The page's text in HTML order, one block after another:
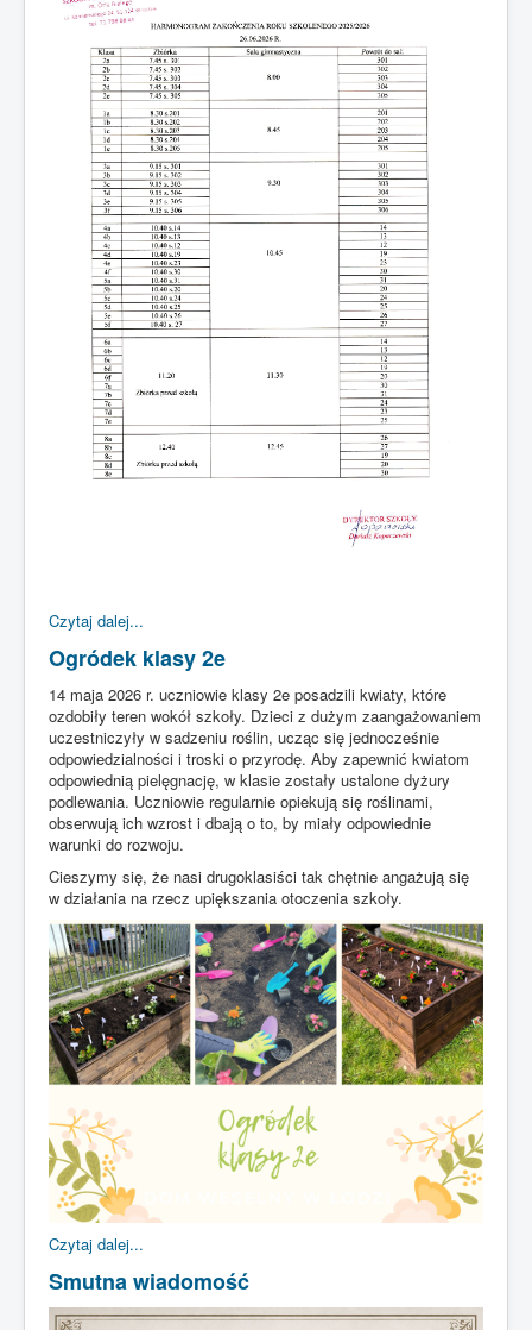
Czytaj dalej...
Ogródek klasy 2e
14 maja 2026 r. uczniowie klasy 2e posadzili kwiaty, które
ozdobiły teren wokół szkoły. Dzieci z dużym zaangażowaniem
uczestniczyły w sadzeniu roślin, ucząc się jednocześnie
odpowiedzialności i troski o przyrodę. Aby zapewnić kwiatom
odpowiednią pielęgnację, w klasie zostały ustalone dyżury
podlewania. Uczniowie regularnie opiekują się roślinami,
obserwują ich wzrost i dbają o to, by miały odpowiednie
warunki do rozwoju.
Cieszymy się, że nasi drugoklasiści tak chętnie angażują się
w działania na rzecz upiększania otoczenia szkoły.
Czytaj dalej...
Smutna wiadomość